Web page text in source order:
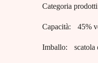
Categoria
Capacità: 45%
Imballo: scatola